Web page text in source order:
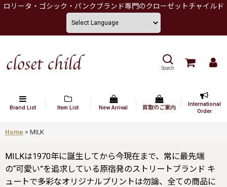
ロリータ・ゴシック・パンクブランド専門のクローゼットチャイルド
Search
Brand List Item List New Arrival 買取のご案内
International
Order
Home > MILK
MILKは1970年に誕生してから今現在まで、常に最先端
の“可愛い”を追求している原宿発のストリートブランド キ
ュートで多彩なオリジナルプリントは勿論、全ての商品に